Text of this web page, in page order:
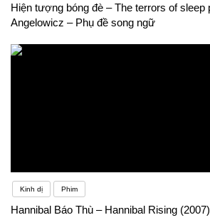
Hiện tượng bóng đè – The terrors of sleep
Angelowicz – Phụ đề song ngữ
Kinh dị Phim
Hannibal Báo Thù – Hannibal Rising